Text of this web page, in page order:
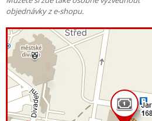
objednávky z e-shopu.